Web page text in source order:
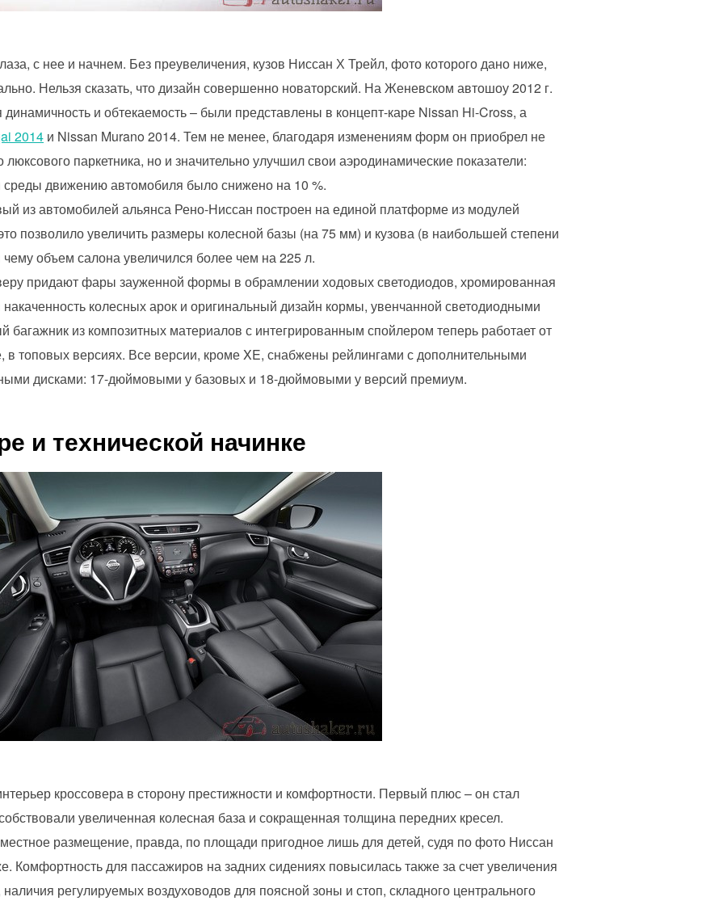
с нее и начнем. Без преувеличения, кузов Ниссан Х Трейл, фото которого дано ниже,
Нельзя сказать, что дизайн совершенно новаторский. На Женевском автошоу 2012 г.
и обтекаемость – были представлены в концепт-каре Nissan Hi-Cross, а
2014 и Nissan Murano 2014. Тем не менее, благодаря изменениям форм он приобрел не
паркетника, но и значительно улучшил свои аэродинамические показатели:
движению автомобиля было снижено на 10 %.
из автомобилей альянса Рено-Ниссан построен на единой платформе из модулей
позволило увеличить размеры колесной базы (на 75 мм) и кузова (в наибольшей степени
объем салона увеличился более чем на 225 л.
придают фары зауженной формы в обрамлении ходовых светодиодов, хромированная
накаченность колесных арок и оригинальный дизайн кормы, увенчанной светодиодными
багажник из композитных материалов с интегрированным спойлером теперь работает от
в топовых версиях. Все версии, кроме XE, снабжены рейлингами с дополнительными
дисками: 17-дюймовыми у базовых и 18-дюймовыми у версий премиум.
и технической начинке
кроссовера в сторону престижности и комфортности. Первый плюс – он стал
увеличенная колесная база и сокращенная толщина передних кресел.
размещение, правда, по площади пригодное лишь для детей, судя по фото Ниссан
для пассажиров на задних сидениях повысилась также за счет увеличения
регулируемых воздуховодов для поясной зоны и стоп, складного центрального